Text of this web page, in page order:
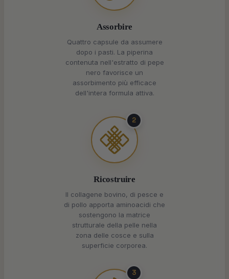
Assorbire
Quattro capsule da assumere
dopo i pasti. La piperina
contenuta nell'estratto di pepe
nero favorisce un
assorbimento più efficace
dell'intera formula attiva.
2
Ricostruire
Il collagene bovino, di pesce e
di pollo apporta aminoacidi che
sostengono la matrice
strutturale della pelle nella
zona delle cosce e sulla
superficie corporea.
3